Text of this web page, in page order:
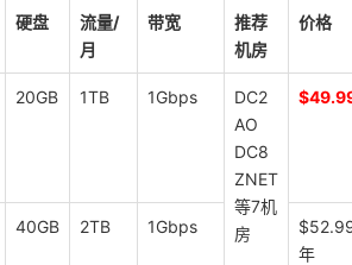
硬盘
流量/
月
带宽
推荐
机房
价格
20GB 1TB 1Gbps
DC2
AO
DC8
ZNET
等7机
房
40GB 2TB 1Gbps
年